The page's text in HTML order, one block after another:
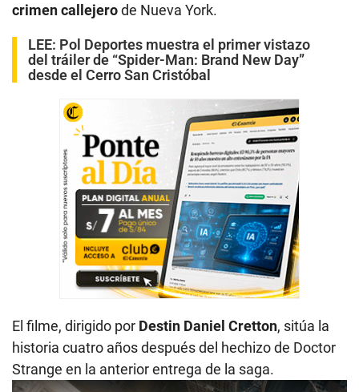
crimen callejerode Nueva York.
LEE: Pol Deportes muestra el primer vistazo
del tráiler de “Spider-Man: Brand New Day”
desde el Cerro San Cristóbal
El filme, dirigido por Destin Daniel Cretton, sitúa la
historia cuatro años después del hechizo de Doctor
Strange en la anterior entrega de la saga.